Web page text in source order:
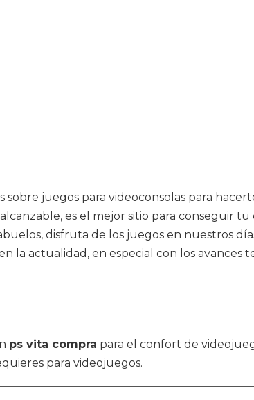
juegos para videoconsolas para
es el mejor sitio para conseguir
disfruta de los juegos en nuestros
la actualidad, en especial con los avances
ps vita compra para el confort de
para videojuegos.